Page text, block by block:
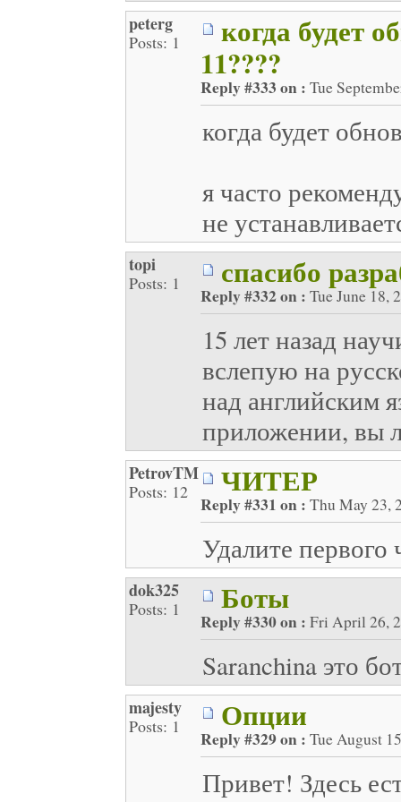
peterg
Posts: 1
когда будет
11????
Reply #333 on : Tue
когда будет
я часто
не
topi
Posts: 1 спасибо
Reply #332 on : Tue June 18,
15 лет назад
вслепую на
над английским
приложении, вы
PetrovTM
Posts: 12 ЧИТЕР
Reply #331 on : Thu May 23,
Удалите первого
dok325
Posts: 1 Боты
Reply #330 on : Fri April 26,
Saranchina это
majesty
Posts: 1 Опции
Reply #329 on : Tue August
Привет! Здесь